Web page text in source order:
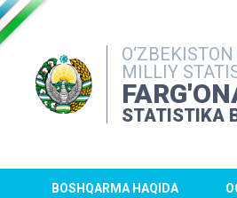
MILLIY
STATISTIKA
BOSHQARMA HAQIDA